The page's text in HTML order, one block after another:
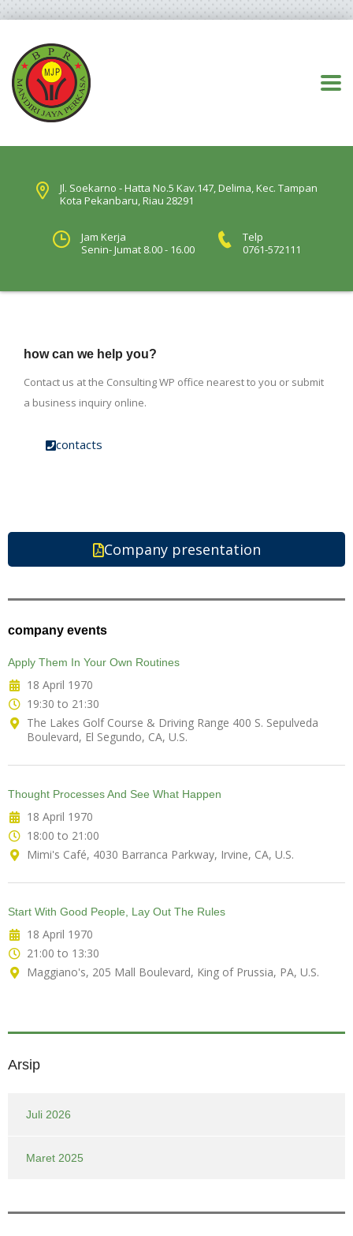
Jl. Soekarno - Hatta No.5 Kav.147, Delima, Kec. Tampan
Kota Pekanbaru, Riau 28291
Jam Kerja
Senin- Jumat 8.00 - 16.00
Telp
0761-572111
how can we help you?
Contact us at the Consulting WP office nearest to you or submit
a business inquiry online.
contacts
Company presentation
company events
Apply Them In Your Own Routines
18 April 1970
19:30 to 21:30
The Lakes Golf Course & Driving Range 400 S. Sepulveda
Boulevard, El Segundo, CA, U.S.
Thought Processes And See What Happen
18 April 1970
18:00 to 21:00
Mimi's Café, 4030 Barranca Parkway, Irvine, CA, U.S.
Start With Good People, Lay Out The Rules
18 April 1970
21:00 to 13:30
Maggiano's, 205 Mall Boulevard, King of Prussia, PA, U.S.
Arsip
Juli 2026
Maret 2025